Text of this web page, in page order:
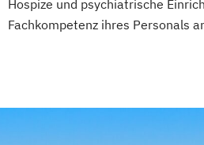
Leitungsaufgaben in der
Hospize und psychiatrische
Fachkompetenz ihres Personals